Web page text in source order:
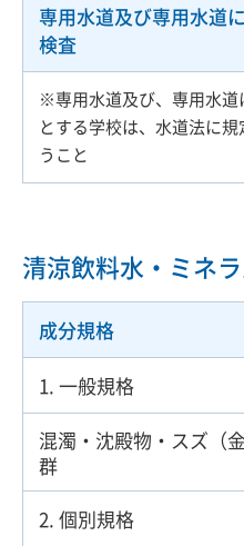
専用水道及び専用水道
検査
※専用水道及び、専用水
とする学校は、水道法に
うこと
清涼飲料水・ミネ
成分規格
1. 一般規格
混濁・沈殿物・スズ（
群
2. 個別規格